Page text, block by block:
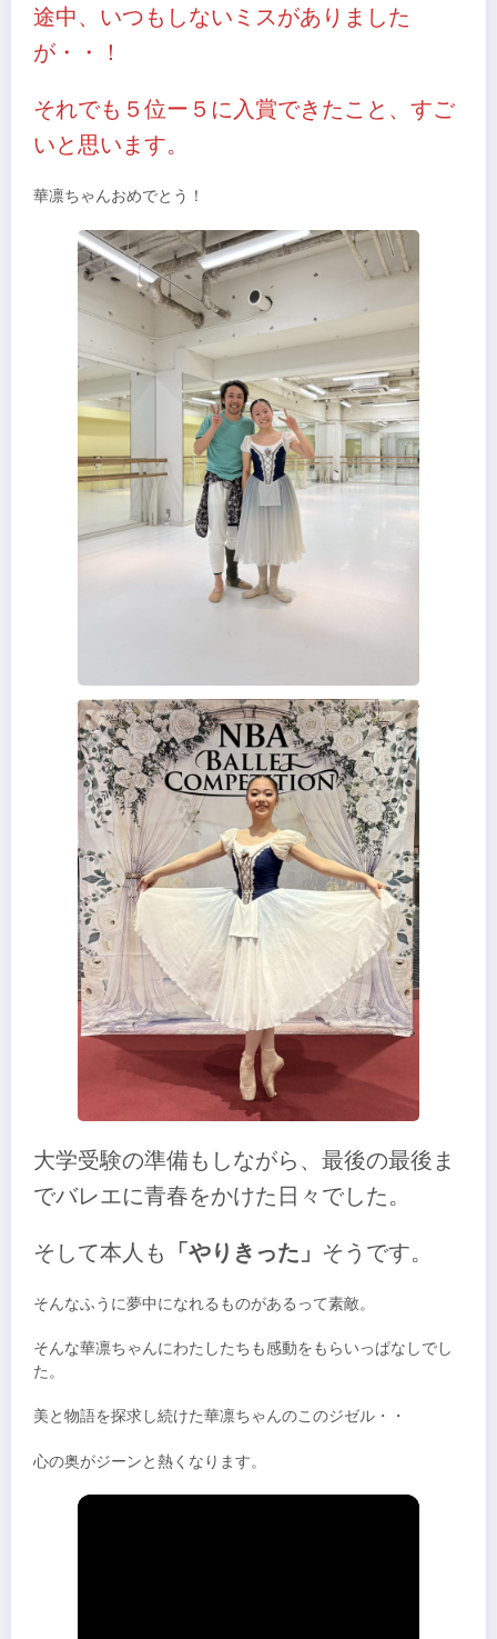
途中、いつもしないミスがありました
が・・！
それでも５位ー５に入賞できたこと、すご
いと思います。
華凛ちゃんおめでとう！
大学受験の準備もしながら、最後の最後ま
でバレエに青春をかけた日々でした。
そして本人も 「やりきった」 そうです。
そんなふうに夢中になれるものがあるって素敵。
そんな華凛ちゃんにわたしたちも感動をもらいっぱなしでし
た。
美と物語を探求し続けた華凛ちゃんのこのジゼル・・
心の奥がジーンと熱くなります。